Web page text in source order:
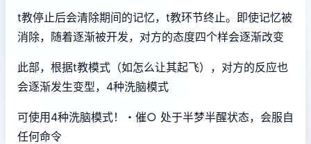
t教停止后会清除期间的记忆，t教环节终止。即使记忆被
消除，随着逐渐被开发，对方的态度四个样会逐渐改变
此部，根据t教模式（如怎么让其起飞），对方的反应也
会逐渐发生变型，4种洗脑模式
可使用4种洗脑模式！・催○ 处于半梦半醒状态，会服自
任何命令